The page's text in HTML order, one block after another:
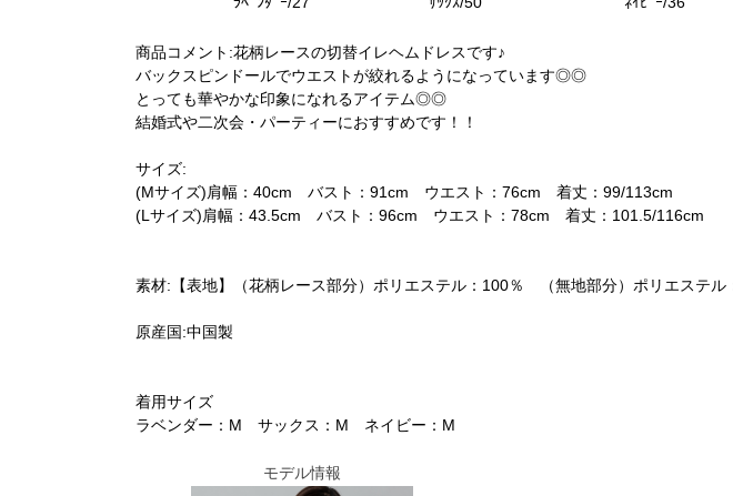
商品コメント:花柄レースの切替イレヘムドレスです♪
バックスピンドールでウエストが絞れるようになっています◎◎
とっても華やかな印象になれるアイテム◎◎
結婚式や二次会・パーティーにおすすめです！！
サイズ:
(Mサイズ)肩幅：40cm バスト：91cm ウエスト：76cm 着丈：99/113cm
(Lサイズ)肩幅：43.5cm バスト：96cm ウエスト：78cm 着丈：101.5/116cm
素材:【表地】（花柄レース部分）ポリエステル：100％ （無地部分）ポリエス
原産国:中国製
着用サイズ
ラベンダー：M サックス：M ネイビー：M
モデル情報